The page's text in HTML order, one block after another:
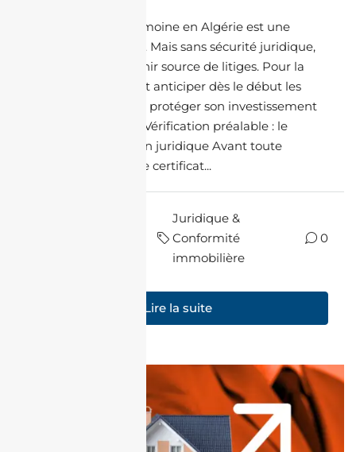
Diversifier son patrimoine en Algérie est une
démarche porteuse. Mais sans sécurité juridique,
ce projet peut devenir source de litiges. Pour la
diaspora, mieux vaut anticiper dès le début les
aspects légaux pour protéger son investissement
sur le long terme. 1. Vérification préalable : le
certificat de situation juridique Avant toute
acquisition, exigez le certificat...
Juridique &
Conformité
immobilière
0
Lire la suite